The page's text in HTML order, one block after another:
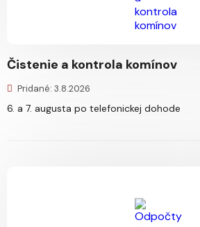
Čistenie a kontrola komínov
Pridané: 3.8.2026
6. a 7. augusta po telefonickej dohode